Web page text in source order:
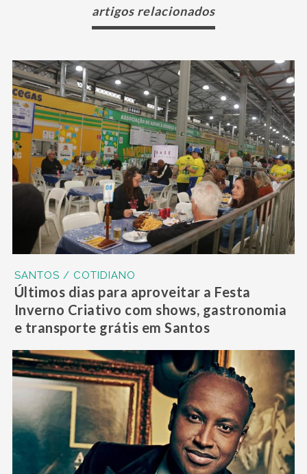
artigos relacionados
SANTOS / COTIDIANO
Últimos dias para aproveitar a Festa
Inverno Criativo com shows, gastronomia
e transporte grátis em Santos